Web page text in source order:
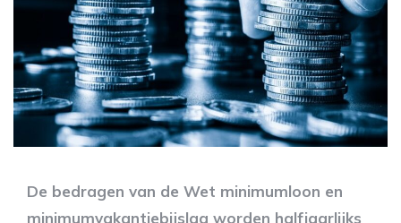
De bedragen van de Wet minimumloon en
minimumvakantiebijslag worden halfjaarlijks